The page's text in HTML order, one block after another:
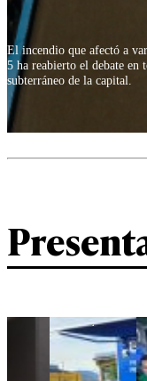
El incendio que afectó a
5 ha reabierto el debate
subterráneo de la capital.